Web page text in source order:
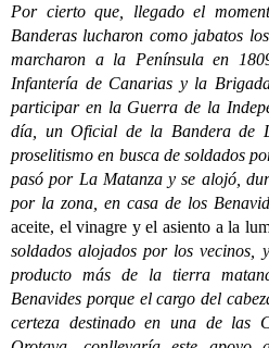
Por cierto que, llegado el
Banderas lucharon como jabatos
marcharon a la Península en
Infantería de Canarias y la
participar en la Guerra de la
día, un Oficial de la Bandera de
proselitismo en busca de soldados
pasó por La Matanza y se alojó,
por la zona, en casa de los
aceite, el vinagre y el asiento a la
soldados alojados por los vecinos,
producto más de la tierra
Benavides porque el cargo del
certeza destinado en una de las